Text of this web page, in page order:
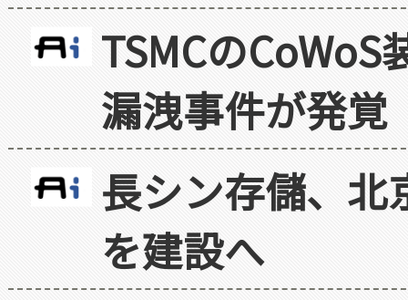
TSMCの
漏洩事件が発覚
長シン存儲、北
を建設へ